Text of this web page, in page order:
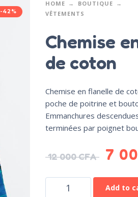
-42%
HOME
BOUTIQUE
VÊTEMENTS
Chemise
de coton
Chemise en flanelle de
poche de poitrine et
Emmanchures
terminées par poignet
12 000CFA 7
Add to